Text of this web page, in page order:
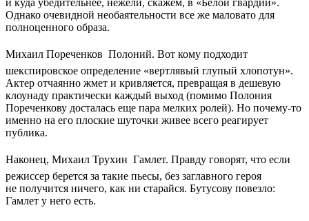
и куда убедительнее, нежели, скажем, в «Белой гвардии».
Однако очевидной необаятельности все же маловато для
полноценного образа.
Михаил Пореченков  Полоний. Вот кому подходит
шекспировское определение «вертлявый глупый хлопотун».
Актер отчаянно жмет и кривляется, превращая в дешевую
клоунаду практически каждый выход (помимо Полония
Пореченкову досталась еще пара мелких ролей). Но почему-то
именно на его плоские шуточки живее всего реагирует
публика.
Наконец, Михаил Трухин  Гамлет. Правду говорят, что если
режиссер берется за такие пьесы, без заглавного героя
не получится ничего, как ни старайся. Бутусову повезло:
Гамлет у него есть.